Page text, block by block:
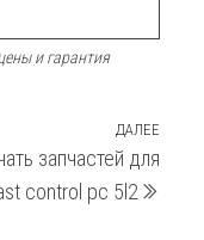
и гарантия
ДАЛЕЕ
запчастей для
control pc 5l2